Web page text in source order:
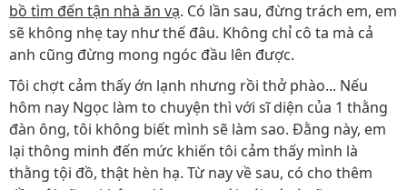
bồ tìm đến tận nhà ăn vạ. Có lần sau, đừng trách em, em
sẽ không nhẹ tay như thế đâu. Không chỉ cô ta mà cả
anh cũng đừng mong ngóc đầu lên được.
Tôi chợt cảm thấy ớn lạnh nhưng rồi thở phào... Nếu
hôm nay Ngọc làm to chuyện thì với sĩ diện của 1 thằng
đàn ông, tôi không biết mình sẽ làm sao. Đằng này, em
lại thông minh đến mức khiến tôi cảm thấy mình là
thằng tội đồ, thật hèn hạ. Từ nay về sau, có cho thêm